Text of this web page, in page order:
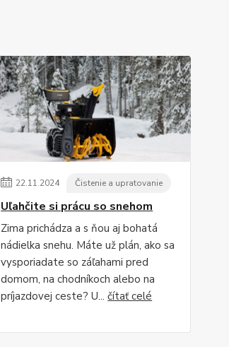
22.11.2024 Čistenie a upratovanie
Uľahčite si prácu so snehom
Zima prichádza a s ňou aj bohatá
nádielka snehu. Máte už plán, ako sa
vysporiadate so záľahami pred
domom, na chodníkoch alebo na
príjazdovej ceste? U...čítať celé